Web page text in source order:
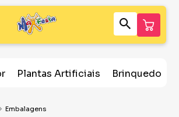
Plantas Artificiais Brinquedos
Embalagens